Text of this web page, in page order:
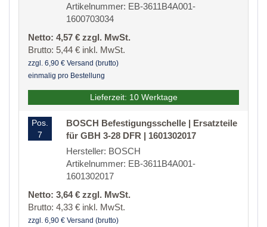
Artikelnummer: EB-3611B4A001-
1600703034
Netto: 4,57 € zzgl. MwSt.
Brutto: 5,44 € inkl. MwSt.
zzgl. 6,90 € Versand (brutto)
einmalig pro Bestellung
Lieferzeit: 10 Werktage
Pos.
7
BOSCH Befestigungsschelle | Ersatzteile
für GBH 3-28 DFR | 1601302017
Hersteller: BOSCH
Artikelnummer: EB-3611B4A001-
1601302017
Netto: 3,64 € zzgl. MwSt.
Brutto: 4,33 € inkl. MwSt.
zzgl. 6,90 € Versand (brutto)